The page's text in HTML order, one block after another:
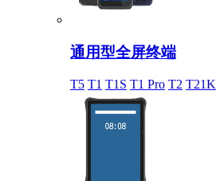
通用型全屏终端
T5 T1 T1S T1 Pro T2 T21K